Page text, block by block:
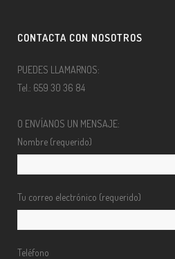
CONTACTA CON NOSOTROS
PUEDES LLAMARNOS:
Tel.: 659 30 36 84
O ENVÍANOS UN MENSAJE:
Nombre (requerido)
Tu correo electrónico (requerido)
Teléfono